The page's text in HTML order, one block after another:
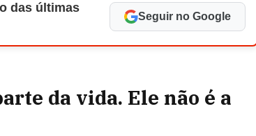
das últimas
Seguir no Google
da vida. Ele não é a